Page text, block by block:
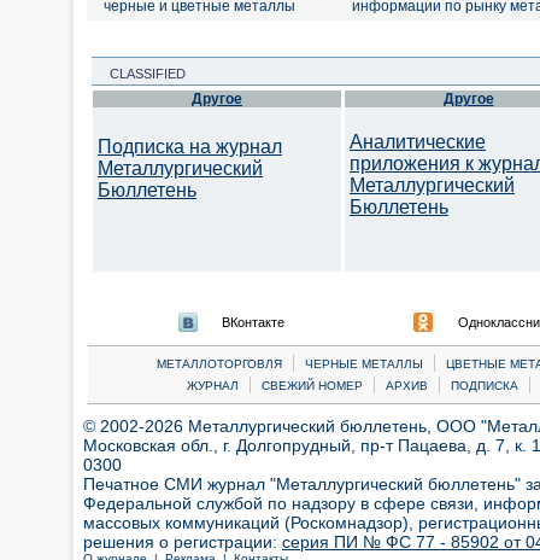
черные и цветные металлы
информации по рынку
CLASSIFIED
Другое
Подписка на журнал
Металлургический
Бюллетень
Другое
Аналитические
приложения к
Металлургический
Бюллетень
ВКонтакте
МЕТАЛЛОТОРГОВЛЯ | ЧЕРНЫЕ МЕТАЛЛЫ |
ЦВЕТНЫЕ
ЖУРНАЛ
| СВЕЖИЙ НОМЕР | АРХИВ | ПОДПИСКА |
© 2002-2026 Металлургический бюллетень, ООО
Московская обл., г. Долгопрудный, пр-т Пацаева, д. 7,
0300
Печатное СМИ журнал "Металлургический бюллетень"
Федеральной службой по надзору в сфере связи,
массовых коммуникаций (Роскомнадзор),
решения о регистрации: серия ПИ № ФС 77 - 85902 от 04